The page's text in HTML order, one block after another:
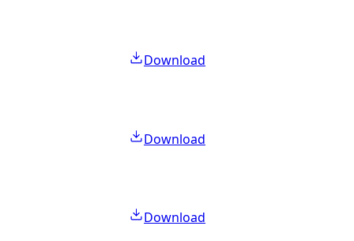
Download
Download
Download